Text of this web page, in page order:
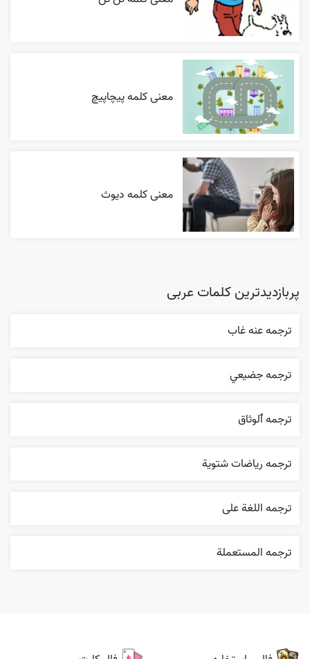
معنی کلمه پیچاپیچ
معنی کلمه دیوث
پربازدیدترین کلمات عربی
ترجمه عنه غاب
ترجمه جضيعي
ترجمه ٱلوثاق
ترجمه رياضات شتوية
ترجمه اللغة علی
ترجمه المستعملة